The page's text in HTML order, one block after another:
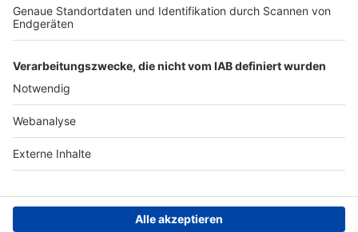
Nutzungsbedingungen Datenschutz Impressum